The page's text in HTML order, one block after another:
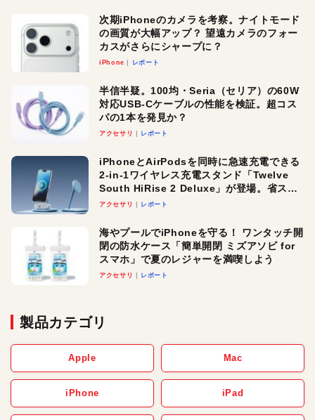
次期iPhoneのカメラを考察。ナイトモード
の画質が大幅アップ？ 望遠カメラのフォー
カスがさらにシャープに？
iPhone レポート
半信半疑。100均・Seria（セリア）の60W
対応USB-Cケーブルの性能を検証。超コス
パの1本を発見か？
アクセサリ レポート
iPhoneとAirPodsを同時に急速充電できる
2-in-1ワイヤレス充電スタンド「Twelve
South HiRise 2 Deluxe」が登場。省スペ
ースでおしゃれに充電したい人にオスス
アクセサリ レポート
海やプールでiPhoneを守る！ ワンタッチ開
閉の防水ケース「簡単開閉 ミズアソビ for
スマホ」で夏のレジャーを満喫しよう
アクセサリ レポート
製品カテゴリ
Apple Mac
iPhone iPad